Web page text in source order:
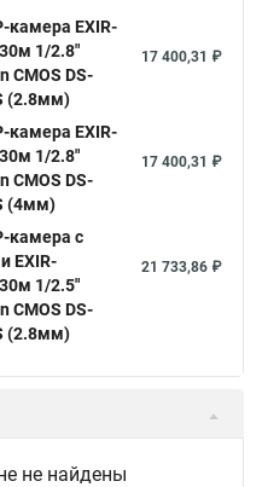
camera
Hikvision купольная
поворотная
камера EXIR-
1/2.8"
CMOS DS-
(2.8мм)
17 400,31 ₽
камера EXIR-
1/2.8"
CMOS DS-
(4мм)
17 400,31 ₽
камера с
EXIR-
1/2.5"
CMOS DS-
(2.8мм)
21 733,86 ₽
не найдены